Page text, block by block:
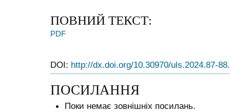
ПОВНИЙ ТЕКСТ:
PDF
DOI: http://dx.doi.org/10.30970/uls.2024.87-
ПОСИЛАННЯ
Поки немає зовнішніх посилань.